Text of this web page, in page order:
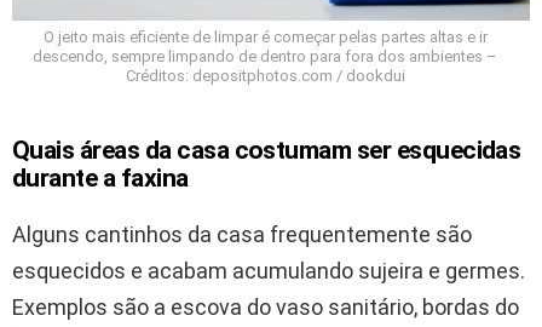
O jeito mais eficiente de limpar é começar pelas partes altas e ir
descendo, sempre limpando de dentro para fora dos ambientes –
Créditos: depositphotos.com / dookdui
Quais áreas da casa costumam ser esquecidas
durante a faxina
Alguns cantinhos da casa frequentemente são
esquecidos e acabam acumulando sujeira e germes.
Exemplos são a escova do vaso sanitário, bordas do